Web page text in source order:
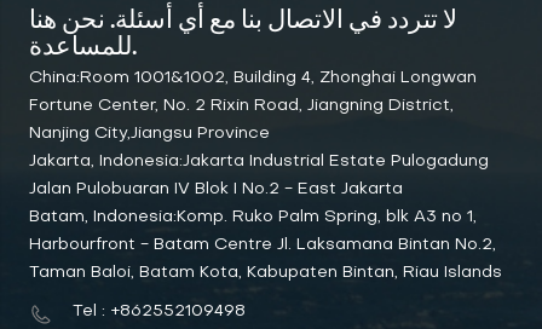
لا تتردد في الاتصال بنا مع أي أسئلة. نحن هنا
للمساعدة.
China:Room 1001&1002, Building 4, Zhonghai Longwan
Fortune Center, No. 2 Rixin Road, Jiangning District,
Nanjing City,Jiangsu Province
Jakarta, Indonesia:Jakarta Industrial Estate Pulogadung
Jalan Pulobuaran IV Blok I No.2 - East Jakarta
Batam, Indonesia:Komp. Ruko Palm Spring, blk A3 no 1,
Harbourfront - Batam Centre Jl. Laksamana Bintan No.2,
Taman Baloi, Batam Kota, Kabupaten Bintan, Riau Islands
Tel : +862552109498